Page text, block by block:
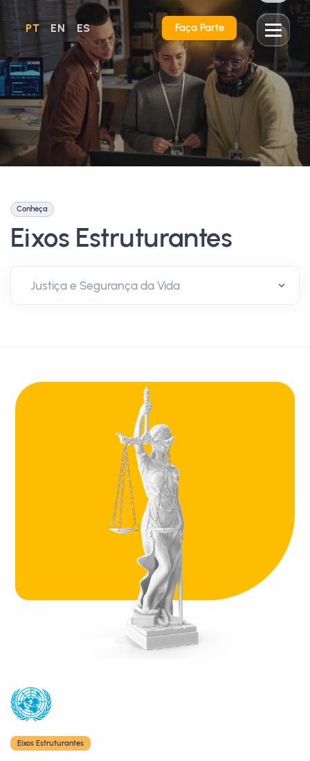
PT EN ES Faça Parte
Conheça
Eixos Estruturantes
Eixos Estruturantes